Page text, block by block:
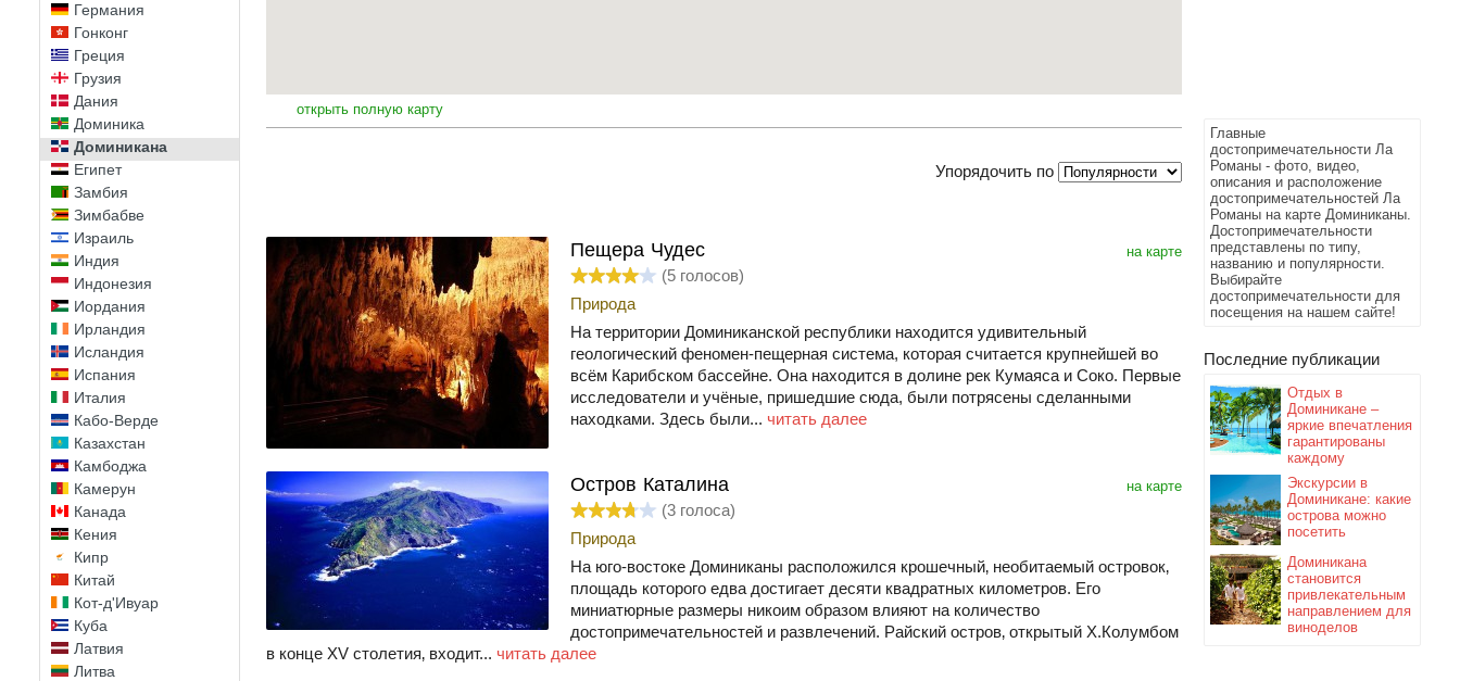
Германия
Гонконг
Греция
Грузия
Дания
Доминика
Доминикана
Египет
Замбия
Зимбабве
Израиль
Индия
Индонезия
Иордания
Ирландия
Исландия
Испания
Италия
Кабо-Верде
Казахстан
Камбоджа
Камерун
Канада
Кения
Кипр
Китай
Кот-д'Ивуар
Куба
Латвия
Литва
Главные
достопримечательности Ла
Романы - фото, видео,
описания и расположение
достопримечательностей Ла
Романы на карте Доминиканы.
Достопримечательности
представлены по типу,
названию и популярности.
Выбирайте
достопримечательности для
посещения на нашем сайте!
Последние публикации
Отдых в
Доминикане –
яркие впечатления
гарантированы
каждому
Экскурсии в
Доминикане: какие
острова можно
посетить
Доминикана
становится
привлекательным
направлением для
виноделов
открыть полную карту
Упорядочить по
на карте
Пещера Чудес
(5 голосов)
Природа
На территории Доминиканской республики находится удивительный
геологический феномен-пещерная система, которая считается крупнейшей во
всём Карибском бассейне. Она находится в долине рек Кумаяса и Соко. Первые
исследователи и учёные, пришедшие сюда, были потрясены сделанными
находками. Здесь были... читать далее
на карте
Остров Каталина
(3 голоса)
Природа
На юго-востоке Доминиканы расположился крошечный‚ необитаемый островок‚
площадь которого едва достигает десяти квадратных километров. Его
миниатюрные размеры никоим образом влияют на количество
достопримечательностей и развлечений. Райский остров‚ открытый Х.Колумбом
в конце XV столетия‚ входит... читать далее